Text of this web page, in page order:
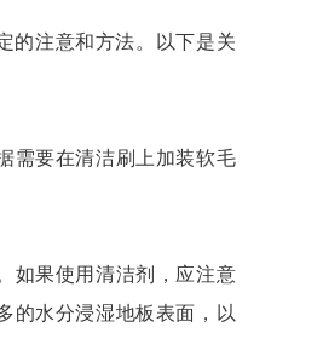
的注意和方法。以下是关
要在清洁刷上加装软毛
果使用清洁剂，应注意
的水分浸湿地板表面，以